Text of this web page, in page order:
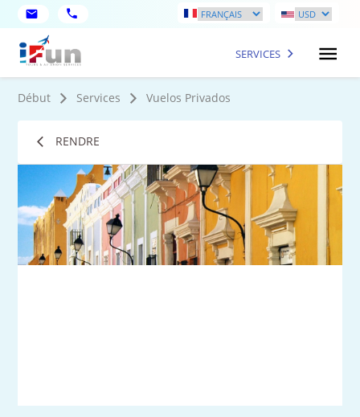
SERVICES
Début Services Vuelos Privados
RENDRE